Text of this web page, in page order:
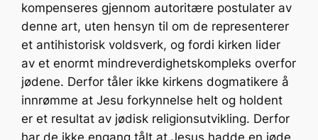
kompenseres gjennom autoritære postulater av
denne art, uten hensyn til om de representerer
et antihistorisk voldsverk, og fordi kirken lider
av et enormt mindreverdighetskompleks overfor
jødene. Derfor tåler ikke kirkens dogmatikere å
innrømme at Jesu forkynnelse helt og holdent
er et resultat av jødisk religionsutvikling. Derfor